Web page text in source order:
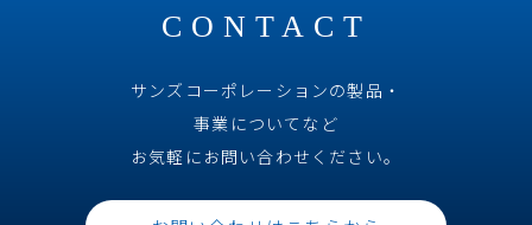
CONTACT
サンズコーポレーションの製品・
事業についてなど
お気軽にお問い合わせください。